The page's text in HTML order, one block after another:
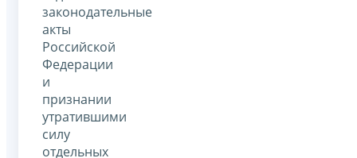
законодательные
акты
Российской
Федерации
и
признании
утратившими
силу
отдельных